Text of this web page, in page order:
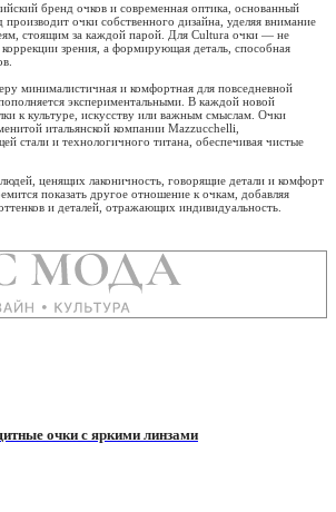
бренд очков и современная оптика, основанный
очки собственного дизайна, уделяя внимание
стоящим за каждой парой. Для Cultura очки — не
зрения, а формирующая деталь, способная
минималистичная и комфортная для повседневной
экспериментальными. В каждой новой
к культуре, искусству или важным смыслам. Очки
итальянской компании Mazzucchelli,
стали и технологичного титана, обеспечивая чистые
ценящих лаконичность, говорящие детали и комфорт
показать другое отношение к очкам, добавляя
и деталей, отражающих индивидуальность.
очки с яркими линзами